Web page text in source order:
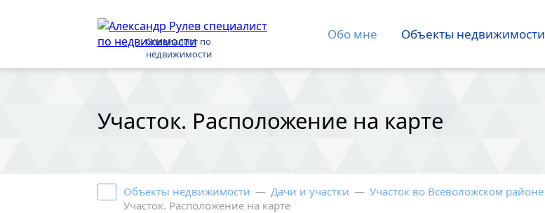
Специалист по
недвижимости
Обо мне Объекты недвижимости
Участок. Расположение на карте
Объекты недвижимости — Дачи и участки — Участок во Всеволожском районе
Участок. Расположение на карте